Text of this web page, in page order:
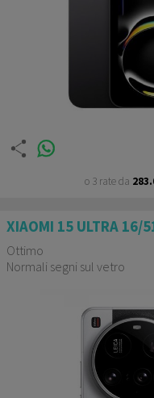
o 3 rate da
XIAOMI 15 ULTRA 16/
Ottimo
Normali segni sul vetro